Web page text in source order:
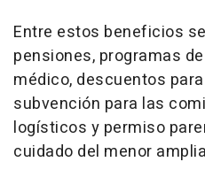
Entre estos beneficios
pensiones, programas
médico, descuentos
subvención para las
logísticos y permiso
cuidado del menor